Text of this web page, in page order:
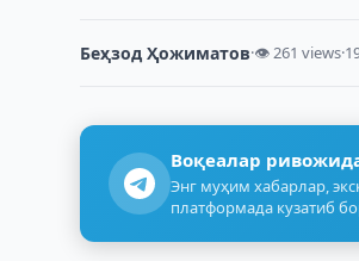
Беҳзод Ҳожиматов·👁 261 views·
Воқеалар
Энг муҳим хабарлар,
платформада кузатиб